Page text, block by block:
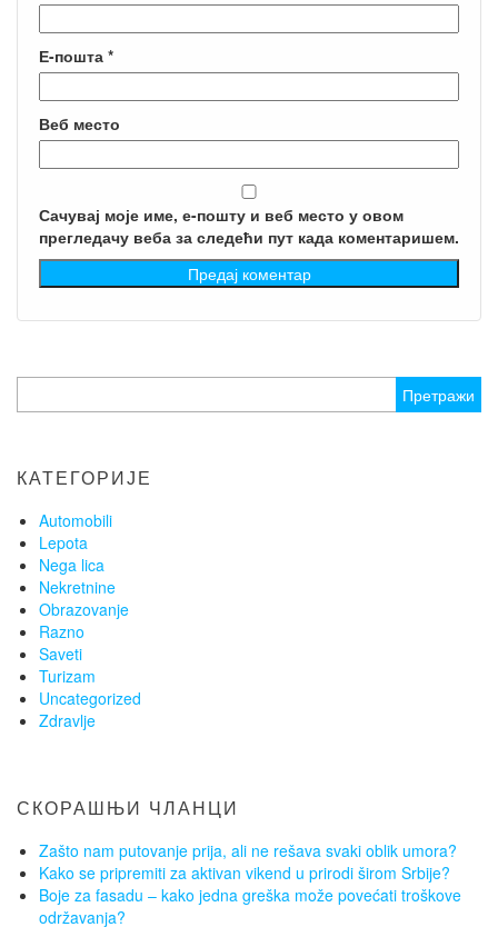
Е-пошта *
Веб место
Сачувај моје име, е-пошту и веб место у овом
прегледачу веба за следећи пут када коментаришем.
за:
КАТЕГОРИЈЕ
Automobili
Lepota
Nega lica
Nekretnine
Obrazovanje
Razno
Saveti
Turizam
Uncategorized
Zdravlje
СКОРАШЊИ ЧЛАНЦИ
Zašto nam putovanje prija, ali ne rešava svaki oblik umora?
Kako se pripremiti za aktivan vikend u prirodi širom Srbije?
Boje za fasadu – kako jedna greška može povećati troškove
održavanja?